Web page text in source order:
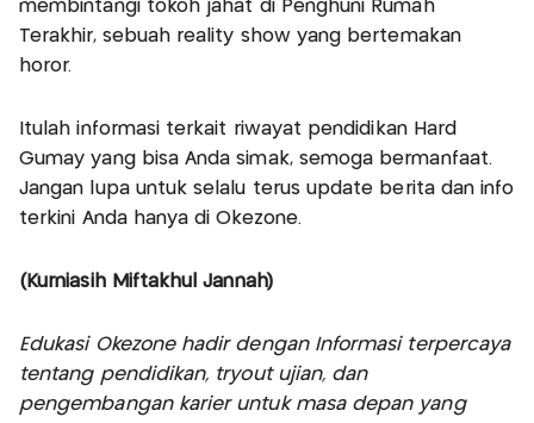
membintangi tokoh jahat di Penghuni Rumah
Terakhir, sebuah reality show yang bertemakan
horor.
Itulah informasi terkait riwayat pendidikan Hard
Gumay yang bisa Anda simak, semoga bermanfaat.
Jangan lupa untuk selalu terus update berita dan info
terkini Anda hanya di Okezone.
(Kurniasih Miftakhul Jannah)
Edukasi Okezone hadir dengan Informasi terpercaya
tentang pendidikan, tryout ujian, dan
pengembangan karier untuk masa depan yang